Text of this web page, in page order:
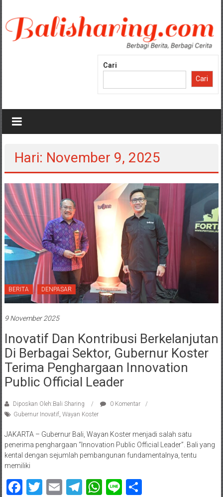
konten
Cari
Cari
Hari: November 9, 2025
BERITA DENPASAR
9 November 2025
Inovatif Dan Kontribusi Berkelanjutan
Di Berbagai Sektor, Gubernur Koster
Terima Penghargaan Innovation
Public Official Leader
Diposkan Oleh:Bali Sharing
0 Komentar
Gubernur Inovatif, Wayan Koster
JAKARTA – Gubernur Bali, Wayan Koster menjadi salah satu
penerima penghargaan “Innovation Public Official Leader”. Bali yang
kental dengan sejumlah pembangunan fundamentalnya, tentu
memiliki
Facebook
Twitter
EmailTelegram
WhatsApp
LineShare